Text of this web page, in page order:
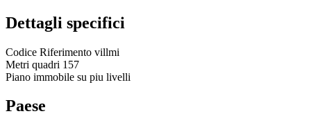
Dettagli specifici
Codice Riferimento villmi
Metri quadri 157
Piano immobile su piu livelli
Paese